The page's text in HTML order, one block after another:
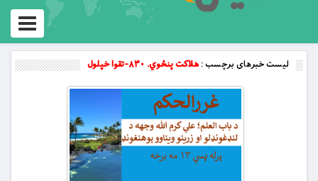
Toggle
لیست خبرهای برچسب :هلاکت پنځوي. ۸۳۰-تقوا خپلول